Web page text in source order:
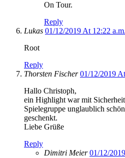
On Tour.
Reply
Lukas 01/12/2019 At 12:22 a.m.
Root
Reply
Thorsten Fischer 01/12/2019
Hallo Christoph,
ein Highlight war mit
Spielegruppe unglaublich
geschenkt.
Liebe Grüße
Reply
Dimitri Meier 01/12/